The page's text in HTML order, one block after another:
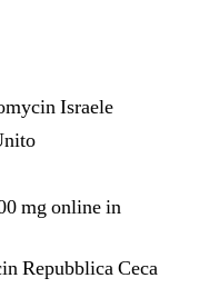
Israele
mg online in
Repubblica Ceca